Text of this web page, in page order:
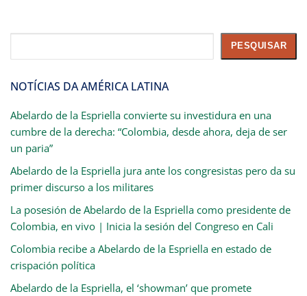
PESQUISAR
NOTÍCIAS DA AMÉRICA LATINA
Abelardo de la Espriella convierte su investidura en una
cumbre de la derecha: “Colombia, desde ahora, deja de ser
un paria”
Abelardo de la Espriella jura ante los congresistas pero da su
primer discurso a los militares
La posesión de Abelardo de la Espriella como presidente de
Colombia, en vivo | Inicia la sesión del Congreso en Cali
Colombia recibe a Abelardo de la Espriella en estado de
crispación política
Abelardo de la Espriella, el ‘showman’ que promete